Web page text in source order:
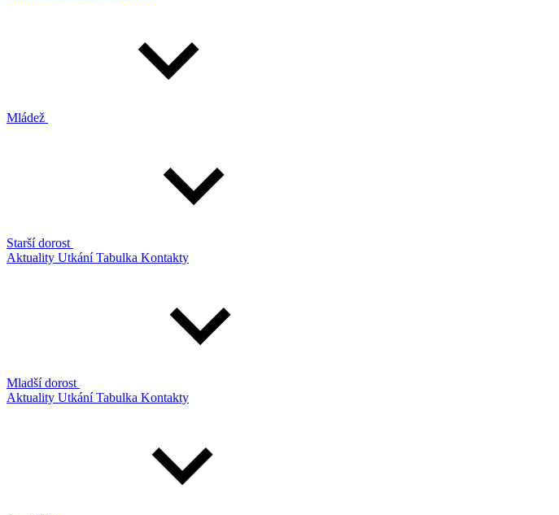
Mládež
Starší dorost
Aktuality UtkáníTabulka Kontakty
Mladší dorost
Aktuality UtkáníTabulka Kontakty